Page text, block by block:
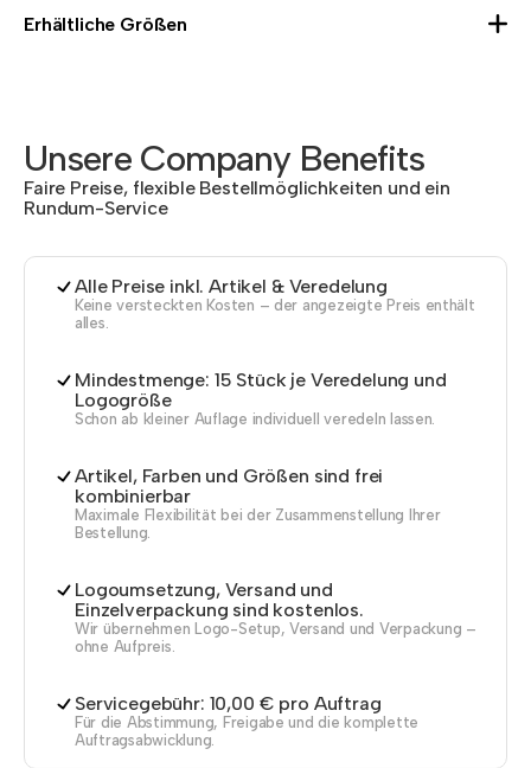
Erhältliche Größen
Unsere Company Benefits
Faire Preise, flexible Bestellmöglichkeiten und ein
Rundum-Service
Alle Preise inkl. Artikel & Veredelung
Keine versteckten Kosten – der angezeigte Preis enthält
alles.
Mindestmenge: 15 Stück je Veredelung und
Logogröße
Schon ab kleiner Auflage individuell veredeln lassen.
Artikel, Farben und Größen sind frei
kombinierbar
Maximale Flexibilität bei der Zusammenstellung Ihrer
Bestellung.
Logoumsetzung, Versand und
Einzelverpackung sind kostenlos.
Wir übernehmen Logo-Setup, Versand und Verpackung –
ohne Aufpreis.
Servicegebühr: 10,00 € pro Auftrag
Für die Abstimmung, Freigabe und die komplette
Auftragsabwicklung.